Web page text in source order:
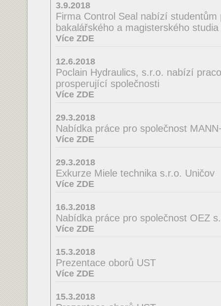
3.9.2018
Firma Control Seal nabízí
bakalářského a magisterského
Více ZDE
12.6.2018
Poclain Hydraulics, s.r.o. nabízí
prosperující společnosti
Více ZDE
29.3.2018
Nabídka práce pro společnost
Více ZDE
29.3.2018
Exkurze Miele technika s.r.o. Uničov
Více ZDE
16.3.2018
Nabídka práce pro společnost OEZ
Více ZDE
15.3.2018
Prezentace oborů UST
Více ZDE
15.3.2018